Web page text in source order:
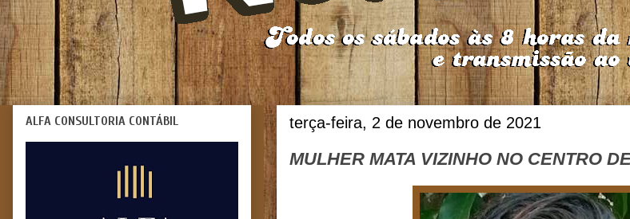
terça-feira, 2 de novembro de 2021
MULHER MATA VIZINHO NO CENTRO
ALFA CONSULTORIA CONTÁBIL